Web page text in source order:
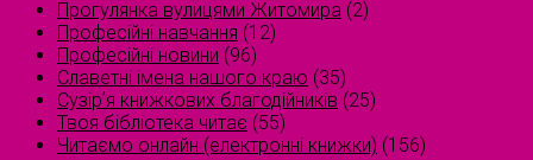
Прогулянка вулицями Житомира (2)
Професійні навчання (12)
Професійні новини (96)
Славетні імена нашого краю (35)
Сузірʼя книжкових благодійників (25)
Твоя бібліотека читає (55)
Читаємо онлайн (електронні книжки) (156)